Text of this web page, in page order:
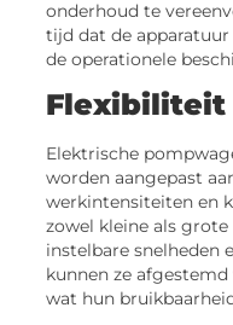
onderhoud te
tijd dat de
de operationele
Elektrische
worden aangepast
werkintensiteiten en
zowel kleine als
instelbare snelheden
kunnen ze
wat hun